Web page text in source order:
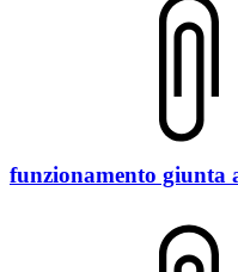
funzionamento giunta